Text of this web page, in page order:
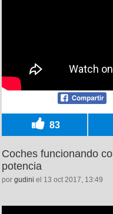
83
Coches funcionando
potencia
por gudini el 13 oct 2017, 13:49